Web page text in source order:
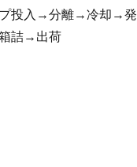
投入→分離→冷却→発
詰→出荷